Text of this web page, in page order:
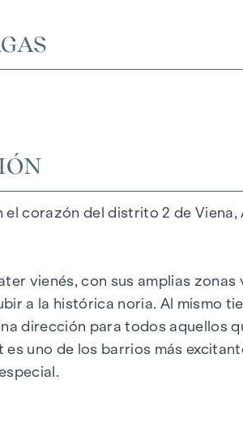
pisos de pleno dominio
revitalizados en edificios
o jardines privados
por suelo radiante
de alta calidad y elegantes
ala patio: HWB REF,SK = 50,2
DG: HWB REF,SK = 36,6 kWh/m2a
de planta estándar: HWB REF,SK
el corazón del distrito 2 de
vienés, con sus amplias
a la histórica noria. Al mismo
dirección para todos aquellos
es uno de los barrios más